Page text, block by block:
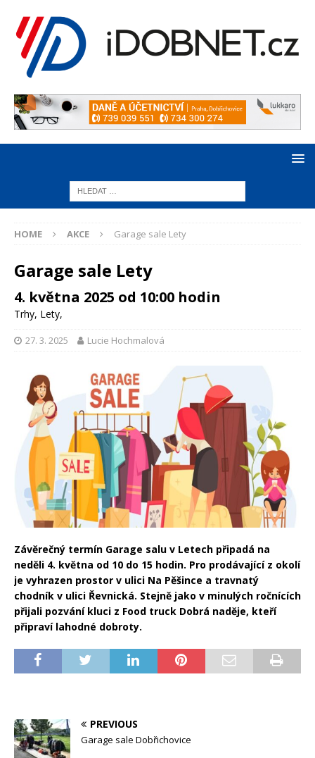
HOME AKCE Garage sale Lety
Garage sale Lety
4. května 2025 od 10:00 hodin
Trhy, Lety,
27. 3. 2025 Lucie Hochmalová
Závěrečný termín Garage salu v Letech připadá na
neděli 4. května od 10 do 15 hodin. Pro prodávající z okolí
je vyhrazen prostor v ulici Na Pěšince a travnatý
chodník v ulici Řevnická. Stejně jako v minulých ročnících
přijali pozvání kluci z Food truck Dobrá naděje, kteří
připraví lahodné dobroty.
PREVIOUS
Garage sale Dobřichovice